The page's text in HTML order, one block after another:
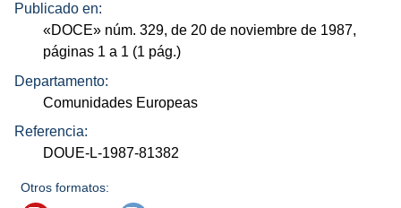
Publicado en:
«DOCE» núm. 329, de 20 de noviembre de 1987,
páginas 1 a 1 (1 pág.)
Departamento:
Comunidades Europeas
Referencia:
DOUE-L-1987-81382
Otros formatos: